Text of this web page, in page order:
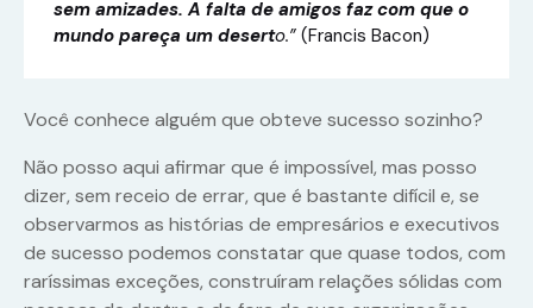
sem amizades. A falta de amigos faz com que o
mundo pareça um deserto.” (Francis Bacon)
Você conhece alguém que obteve sucesso sozinho?
Não posso aqui afirmar que é impossível, mas posso
dizer, sem receio de errar, que é bastante difícil e, se
observarmos as histórias de empresários e executivos
de sucesso podemos constatar que quase todos, com
raríssimas exceções, construíram relações sólidas com